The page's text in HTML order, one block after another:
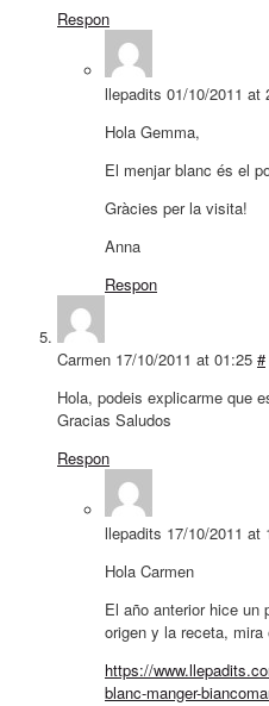
Respon
llepadits 01/10/2011 at
Hola Gemma,
El menjar blanc és el
Gràcies per la visita!
Anna
Respon
Carmen 17/10/2011 at 01:25 #
Hola, podeis explicarme que
Gracias Saludos
Respon
llepadits 17/10/2011 at
Hola Carmen
El año anterior hice un
origen y la receta, mira
https://
blanc-manger-